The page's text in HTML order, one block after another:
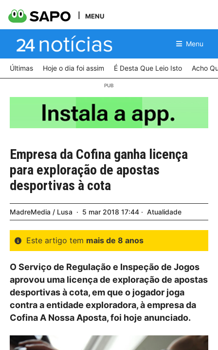
MENU
Menu
Últimas Hoje o dia foi assim É Desta Que Leio Isto Acho
Empresa da Cofina ganha licença
para exploração de apostas
desportivas à cota
MadreMedia / Lusa 5 mar 2018 17:44 Atualidade
Este artigo tem mais de 8 anos
O Serviço de Regulação e Inspeção de Jogos
aprovou uma licença de exploração de apostas
desportivas à cota, em que o jogador joga
contra a entidade exploradora, à empresa da
Cofina A Nossa Aposta, foi hoje anunciado.